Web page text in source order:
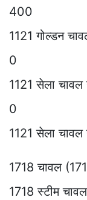
400
1121 गोल्डन
0
1121 सेला
0
1121 सेला
1718 चावल
1718 स्टीम